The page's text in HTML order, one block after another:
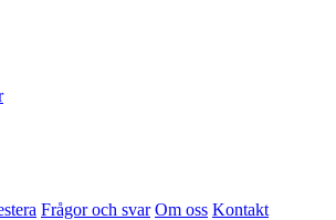
Frågor och svar Om oss Kontakt